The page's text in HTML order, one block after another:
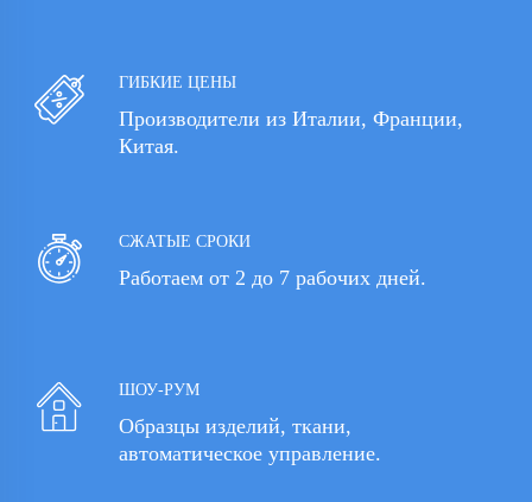
ГИБКИЕ ЦЕНЫ
Производители из Италии, Франции,
Китая.
СЖАТЫЕ СРОКИ
Работаем от 2 до 7 рабочих дней.
ШОУ-РУМ
Образцы изделий, ткани,
автоматическое управление.